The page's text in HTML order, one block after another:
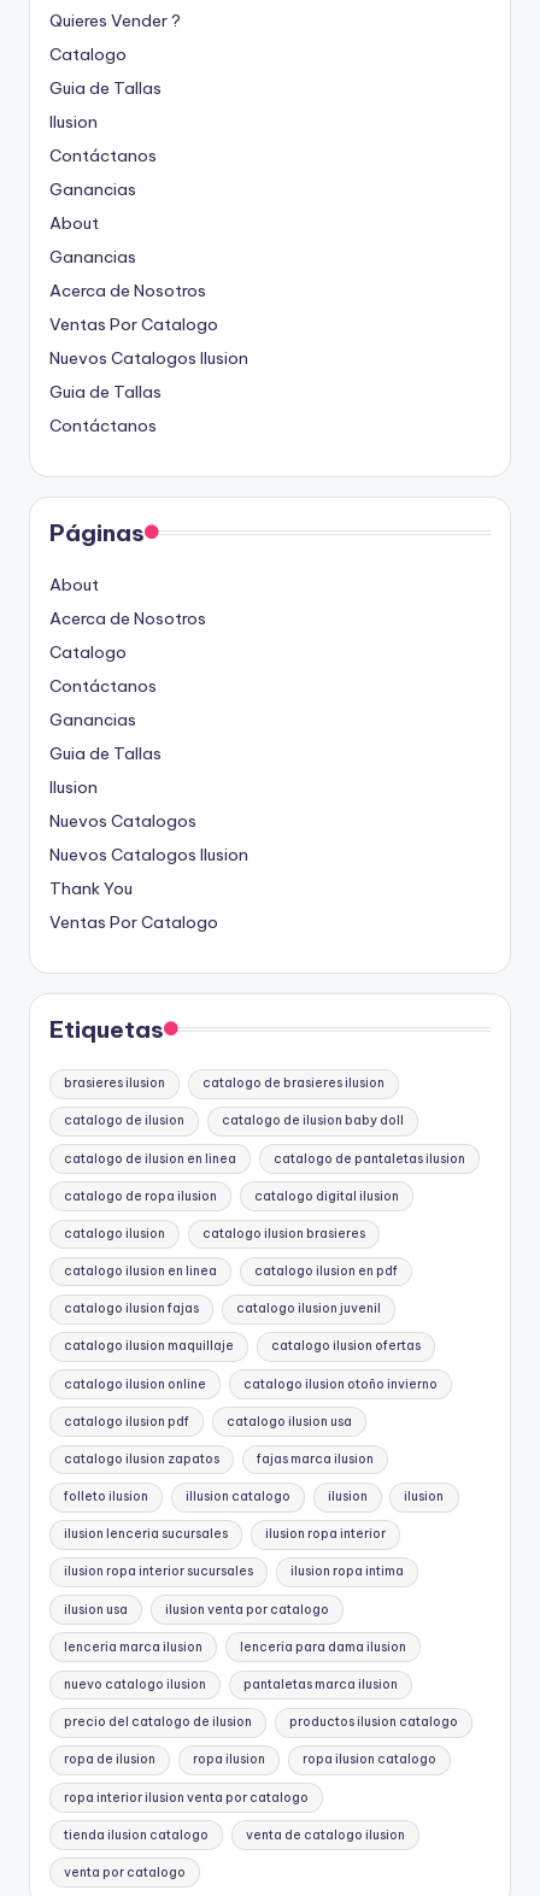
Quieres Vender ?
Catalogo
Guia de Tallas
Ilusion
Contáctanos
Ganancias
About
Ganancias
Acerca de Nosotros
Ventas Por Catalogo
Nuevos Catalogos Ilusion
Guia de Tallas
Contáctanos
Páginas
About
Acerca de Nosotros
Catalogo
Contáctanos
Ganancias
Guia de Tallas
Ilusion
Nuevos Catalogos
Nuevos Catalogos Ilusion
Thank You
Ventas Por Catalogo
Etiquetas
brasieres ilusion catalogo de brasieres ilusion
catalogo de ilusion catalogo de ilusion baby doll
catalogo de ilusion en linea catalogo de pantaletas ilusion
catalogo de ropa ilusion catalogo digital ilusion
catalogo ilusion catalogo ilusion brasieres
catalogo ilusion en linea catalogo ilusion en pdf
catalogo ilusion fajas catalogo ilusion juvenil
catalogo ilusion maquillaje catalogo ilusion ofertas
catalogo ilusion online catalogo ilusion otoño invierno
catalogo ilusion pdf catalogo ilusion usa
catalogo ilusion zapatos fajas marca ilusion
folleto ilusion illusion catalogo ilusion ilusion
ilusion lenceria sucursales ilusion ropa interior
ilusion ropa interior sucursales ilusion ropa intima
ilusion usa ilusion venta por catalogo
lenceria marca ilusion lenceria para dama ilusion
nuevo catalogo ilusion pantaletas marca ilusion
precio del catalogo de ilusion productos ilusion catalogo
ropa de ilusion ropa ilusion ropa ilusion catalogo
ropa interior ilusion venta por catalogo
tienda ilusion catalogo venta de catalogo ilusion
venta por catalogo